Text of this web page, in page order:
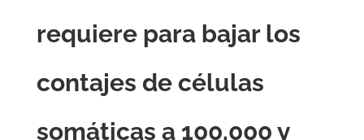
requiere para bajar los
contajes de células
somáticas a 100.000 y